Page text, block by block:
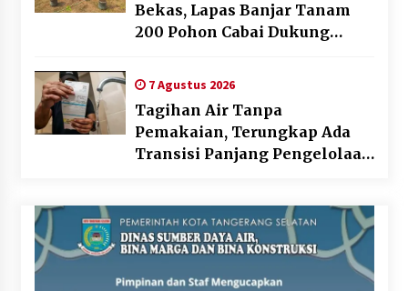
Bekas, Lapas Banjar Tanam
200 Pohon Cabai Dukung
7 Agustus 2026
Tagihan Air Tanpa
Pemakaian, Terungkap Ada
Transisi Panjang Pengelolaan